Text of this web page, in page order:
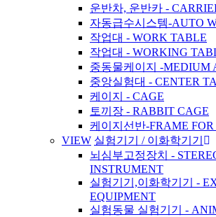
운반차, 운반카 -
자동급수시스템-AUTO
작업대 - WORK TABLE
작업대 - WORKING
중동물케이지 -MEDIUM
중앙실험대 - CENTER
케이지 - CAGE
토끼장 - RABBIT CAGE
케이지선반-FRAME FOR
VIEW 실험기기 / 이화학기기
뇌심부고정장치 -
INSTRUMENT
실험기기,이화학기기 -
EQUIPMENT
실험동물 실험기기 -